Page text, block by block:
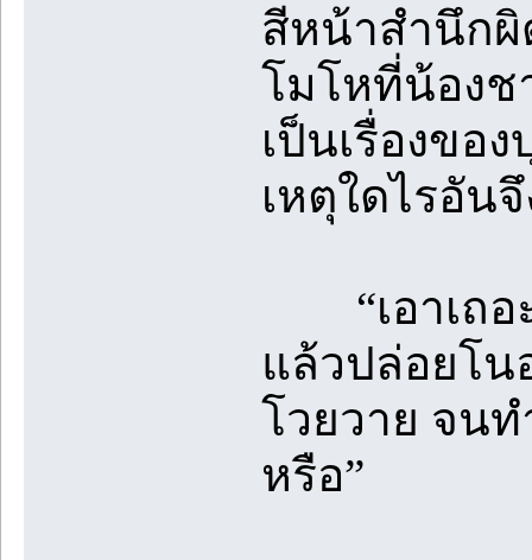
สีหน้าสำนึกผิ
โมโหที่น้องช
เป็นเรื่องขอ
เหตุใดไรอัน
“เอาเถอะ
แล้วปล่อยโน
โวยวาย จน
หรือ”